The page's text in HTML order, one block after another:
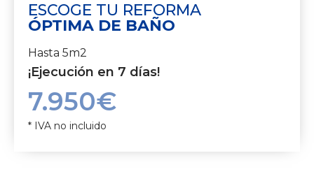
ESCOGE TU REFORMA
ÓPTIMA DE BAÑO
Hasta 5m2
¡Ejecución en 7 días!
7.950€
* IVA no incluido